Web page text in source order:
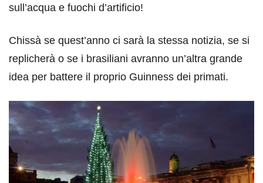
sull’acqua e fuochi d’artificio!
Chissà se quest’anno ci sarà la stessa notizia, se si
replicherà o se i brasiliani avranno un’altra grande
idea per battere il proprio Guinness dei primati.